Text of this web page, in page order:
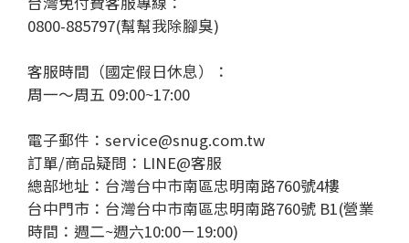
0800-885797(幫幫我除腳臭)
客服時間（國定假日休息）：
周一～周五 09:00~17:00
電子郵件：service@snug.com.tw
訂單/商品疑問： LINE@客服
總部地址：台灣台中市南區忠明南路760號4樓
台中門市：台灣台中市南區忠明南路760號 B1(營業
時間：週二~週六10:00－19:00)